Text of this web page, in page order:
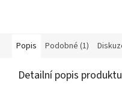
Popis Podobné (1)
Detailní popis produktu